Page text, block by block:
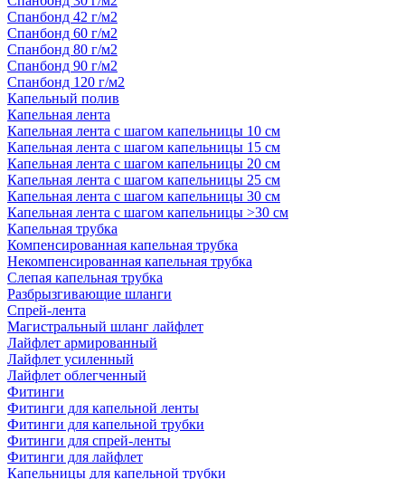
Спанбонд 42 г/м2
Спанбонд 60 г/м2
Спанбонд 80 г/м2
Спанбонд 90 г/м2
Спанбонд 120 г/м2
Капельный полив
Капельная лента
Капельная лента с шагом капельницы 10 см
Капельная лента с шагом капельницы 15 см
Капельная лента с шагом капельницы 20 см
Капельная лента с шагом капельницы 25 см
Капельная лента с шагом капельницы 30 см
Капельная лента с шагом капельницы >30 см
Капельная трубка
Компенсированная капельная трубка
Некомпенсированная капельная трубка
Слепая капельная трубка
Разбрызгивающие шланги
Спрей-лента
Магистральный шланг лайфлет
Лайфлет армированный
Лайфлет усиленный
Лайфлет облегченный
Фитинги
Фитинги для капельной ленты
Фитинги для капельной трубки
Фитинги для спрей-ленты
Фитинги для лайфлет
Капельницы для капельной трубки